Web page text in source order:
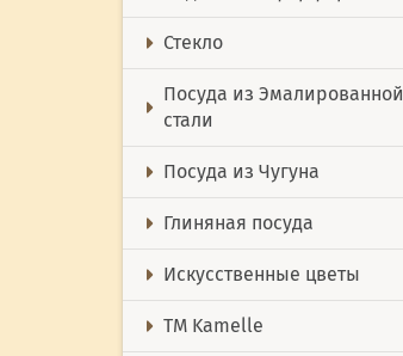
Стекло
Посуда из Эмалированной
стали
Посуда из Чугуна
Глиняная посуда
Искусственные цветы
ТМ Kamelle